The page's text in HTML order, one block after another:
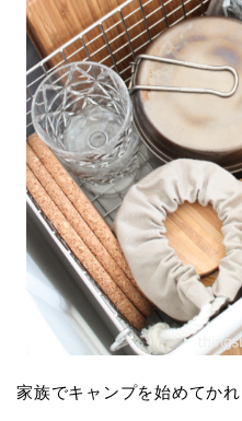
家族でキャンプを始めてかれ